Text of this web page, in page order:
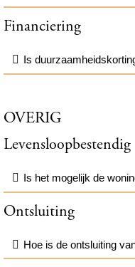
Financiering
Is
OVERIG
Levensloopbestendig
Is het mogelijk de
Ontsluiting
Hoe is de ontsluiting